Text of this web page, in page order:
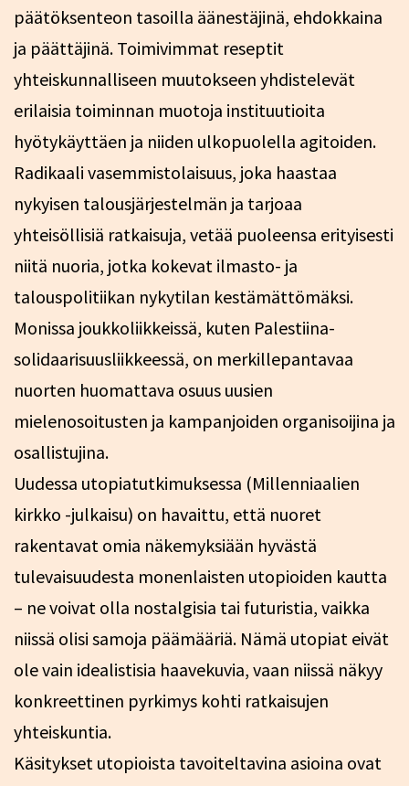
päätöksenteon tasoilla äänestäjinä, ehdokkaina
ja päättäjinä. Toimivimmat reseptit
yhteiskunnalliseen muutokseen yhdistelevät
erilaisia toiminnan muotoja instituutioita
hyötykäyttäen ja niiden ulkopuolella agitoiden.
Radikaali vasemmistolaisuus, joka haastaa
nykyisen talousjärjestelmän ja tarjoaa
yhteisöllisiä ratkaisuja, vetää puoleensa erityisesti
niitä nuoria, jotka kokevat ilmasto- ja
talouspolitiikan nykytilan kestämättömäksi.
Monissa joukkoliikkeissä, kuten Palestiina-
solidaarisuusliikkeessä, on merkillepantavaa
nuorten huomattava osuus uusien
mielenosoitusten ja kampanjoiden organisoijina ja
osallistujina.
Uudessa utopiatutkimuksessa (Millenniaalien
kirkko -julkaisu) on havaittu, että nuoret
rakentavat omia näkemyksiään hyvästä
tulevaisuudesta monenlaisten utopioiden kautta
– ne voivat olla nostalgisia tai futuristia, vaikka
niissä olisi samoja päämääriä. Nämä utopiat eivät
ole vain idealistisia haavekuvia, vaan niissä näkyy
konkreettinen pyrkimys kohti ratkaisujen
yhteiskuntia.
Käsitykset utopioista tavoiteltavina asioina ovat